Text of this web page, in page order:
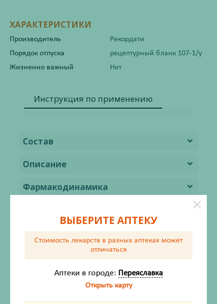
ХАРАКТЕРИСТИКИ
Производитель
Рекордати
Порядок отпуска
рецептурный бланк 107-1/у
Жизненно важный
Нет
Инструкция по применению
Состав
Описание
Фармакодинамика
Противопоказания
Применение при беременности и
Побочные действия
ВЫБЕРИТЕ АПТЕКУ
Стоимость лекарств в разных аптеках может
отличаться
Аптеки в городе: Переяславка
Открыть карту